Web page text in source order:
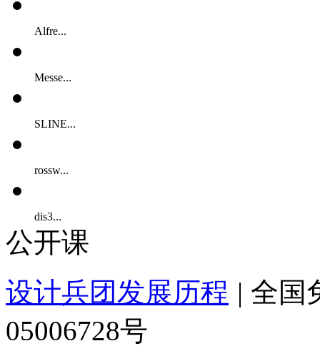
Alfre...
Messe...
SLINE...
rossw...
dis3...
公开课
设计兵团发展历程 | 全国
05006728号